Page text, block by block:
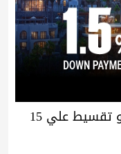
عرض لفترة محدودة مقدم 1.5% و تقسيط علي 15